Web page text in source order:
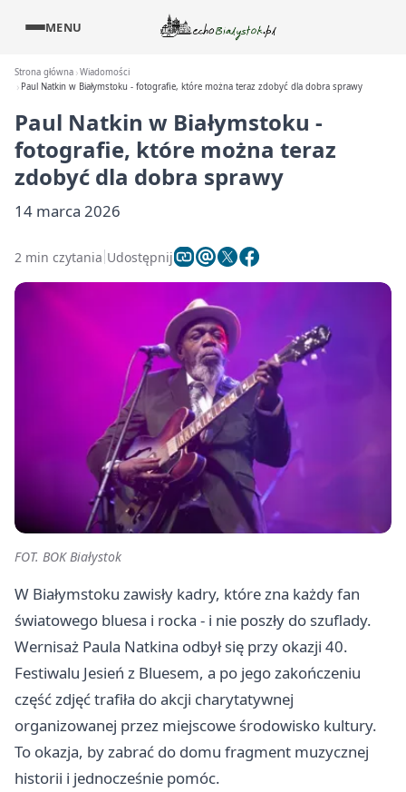
MENU
Strona główna Wiadomości
Paul Natkin w Białymstoku - fotografie, które można teraz zdobyć dla dobra sprawy
Paul Natkin w Białymstoku -
fotografie, które można teraz
zdobyć dla dobra sprawy
14 marca 2026
2 min czytania Udostępnij
FOT. BOK Białystok
W Białymstoku zawisły kadry, które zna każdy fan
światowego bluesa i rocka - i nie poszły do szuflady.
Wernisaż Paula Natkina odbył się przy okazji 40.
Festiwalu Jesień z Bluesem, a po jego zakończeniu
część zdjęć trafiła do akcji charytatywnej
organizowanej przez miejscowe środowisko kultury.
To okazja, by zabrać do domu fragment muzycznej
historii i jednocześnie pomóc.